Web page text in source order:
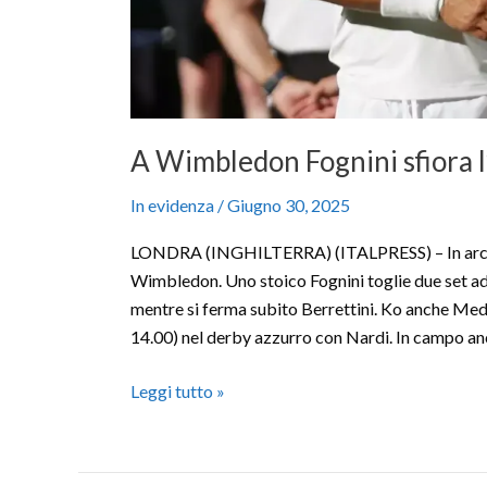
A Wimbledon Fognini sfiora
In evidenza /Giugno 30, 2025
LONDRA (INGHILTERRA) (ITALPRESS) – In
Wimbledon. Uno stoico Fognini toglie due set
mentre si ferma subito Berrettini. Ko anche
14.00) nel derby azzurro con Nardi. In campo
Leggi tutto »